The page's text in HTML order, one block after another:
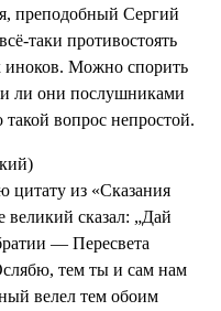
преподобный Сергий
таки противостоять
Можно спорить
ли они послушниками
вопрос непростой.
цитату из «Сказания
сказал: „Дай
— Пересвета
тем ты и сам нам
велел тем обоим